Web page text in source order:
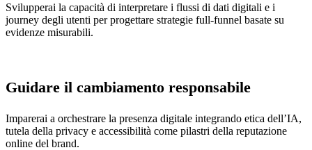
Svilupperai la capacità di interpretare i flussi di dati digitali e i
journey degli utenti per progettare strategie full-funnel basate su
evidenze misurabili.
Guidare il cambiamento responsabile
Imparerai a orchestrare la presenza digitale integrando etica dell’IA,
tutela della privacy e accessibilità come pilastri della reputazione
online del brand.